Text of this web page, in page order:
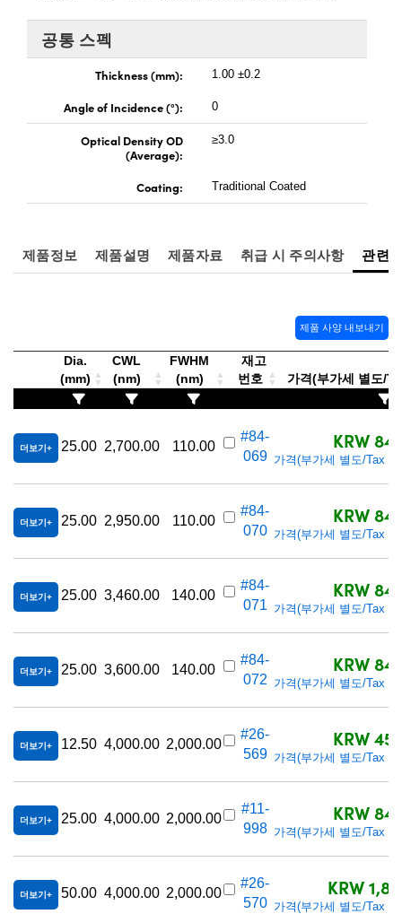
Microscopes
Components
(UFI)
공통 스펙
Thickness (mm): 1.00 ±0.2
Angle of Incidence (°): 0
Optical Density OD
(Average):
≥3.0
Coating: Traditional Coated
제품정보 제품설명 제품자료 취급 시 주의사항 관련
제품 사양 내보내기
Dia.
(mm)
CWL
(nm)
FWHM
(nm)
재고
번호
가격(부가세 별도/
더보기 25.00 2,700.00 110.00
#84-
069
KRW
가격(부가세 별도/Tax
더보기 25.00 2,950.00 110.00
#84-
070
KRW
가격(부가세 별도/Tax
더보기 25.00 3,460.00 140.00
#84-
071
KRW
가격(부가세 별도/Tax
더보기 25.00 3,600.00 140.00
#84-
072
KRW
가격(부가세 별도/Tax
더보기 12.50 4,000.00 2,000.00
#26-
569
KRW
가격(부가세 별도/Tax
더보기 25.00 4,000.00 2,000.00
#11-
998
KRW
가격(부가세 별도/Tax
더보기 50.00 4,000.00 2,000.00
#26-
570
KRW
가격(부가세 별도/Tax